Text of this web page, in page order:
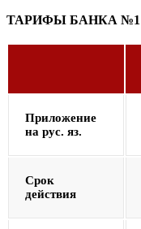
ТАРИФЫ БАНКА №1
Приложение
на рус. яз.
Срок
действия